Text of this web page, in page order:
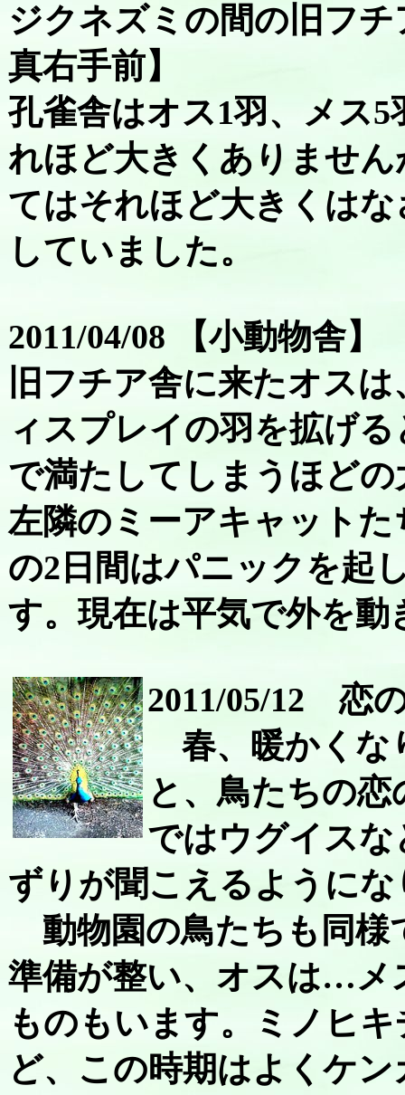
ジクネズミの間の旧フ
真右手前】
孔雀舎はオス1羽、メス
れほど大きくありませ
てはそれほど大きくは
していました。
2011/04/08 【小動物舎】
旧フチア舎に来たオス
ィスプレイの羽を拡げ
で満たしてしまうほど
左隣のミーアキャット
の2日間はパニックを起
す。現在は平気で外を
2011/05/12 恋
春、暖かくな
と、鳥たちの
ではウグイス
ずりが聞こえるように
動物園の鳥たちも同様
準備が整い、オスは…メ
ものもいます。ミノヒ
ど、この時期はよくケ